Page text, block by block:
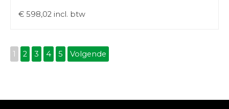
€ 598,02 incl. btw
1 2 3 4 5 Volgende